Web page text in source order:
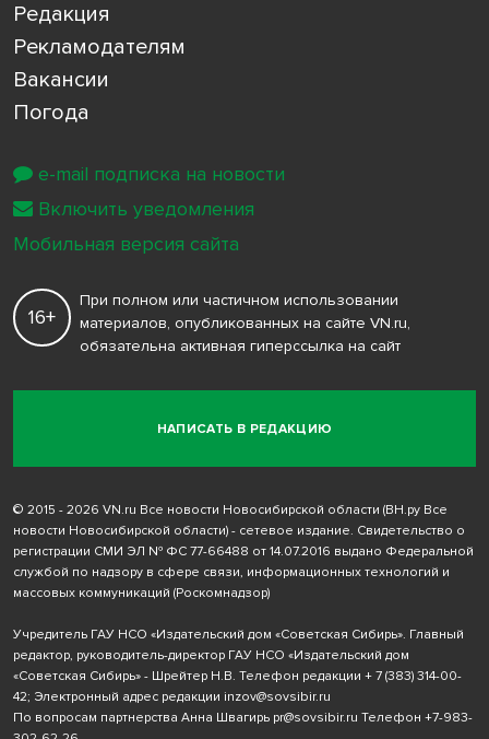
Редакция
Рекламодателям
Вакансии
Погода
НАПИСАТЬ В РЕДАКЦИЮ
16+
При полном или частичном использовании
материалов, опубликованных на сайте VN.ru,
обязательна активная гиперссылка на сайт
© 2015 - 2026 VN.ru Все новости Новосибирской области (ВН.ру Все
новости Новосибирской области) - сетевое издание. Свидетельство о
регистрации СМИ ЭЛ № ФС 77-66488 от 14.07.2016 выдано Федеральной
службой по надзору в сфере связи, информационных технологий и
массовых коммуникаций (Роскомнадзор)
Учредитель ГАУ НСО «Издательский дом «Советская Сибирь». Главный
редактор, руководитель-директор ГАУ НСО «Издательский дом
«Советская Сибирь» - Шрейтер Н.В. Телефон редакции + 7 (383) 314-00-
42; Электронный адрес редакции inzov@sovsibir.ru
По вопросам партнерства Анна Швагирь pr@sovsibir.ru Телефон +7-983-
e-mail подписка на новости
Включить уведомления
Мобильная версия сайта